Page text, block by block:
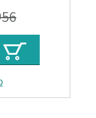
56